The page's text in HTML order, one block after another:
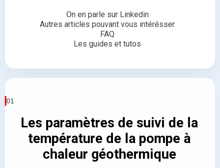
On en parle sur Linkedin
Autres articles pouvant vous intérésser
FAQ
Les guides et tutos
01
Les paramètres de suivi de la
température de la pompe à
chaleur géothermique